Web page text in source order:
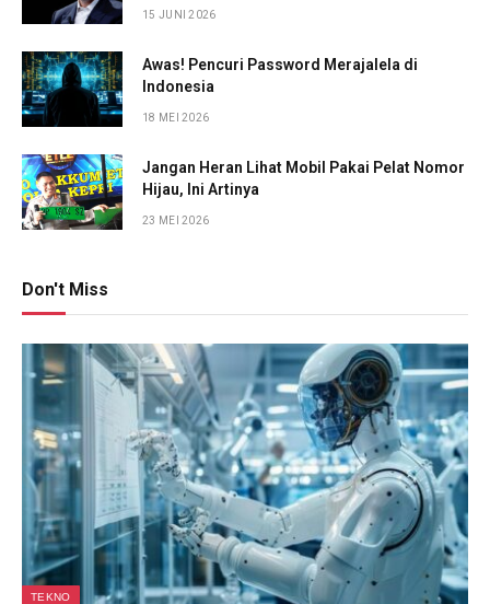
15 JUNI 2026
Awas! Pencuri Password Merajalela di
Indonesia
18 MEI 2026
Jangan Heran Lihat Mobil Pakai Pelat Nomor
Hijau, Ini Artinya
23 MEI 2026
Don't Miss
TEKNO